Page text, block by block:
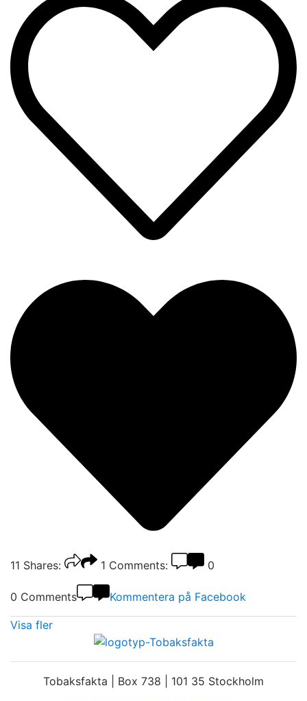
11 Shares: 1 Comments: 0
0 Comments Kommentera på Facebook
Visa fler
Tobaksfakta | Box 738 | 101 35 Stockholm